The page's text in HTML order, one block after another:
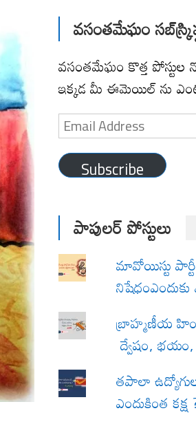
వసంతమేఘం
వసంతమేఘం కొత్త
ఇక్కడ మీ ఈమెయిల్ ను
Email
Address
Subscribe
పాపులర్ పోస్టులు
మావోయిస్టు
బ్రాహ్మణీయ
ద్వేషం,
త‌పాలా
ఎందుకింత కక్ష